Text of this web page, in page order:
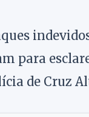
para
de Cruz